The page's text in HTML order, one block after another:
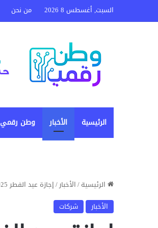
السبت, أغسطس 8 2026 من نحن
الرئيسية الأخبار وطن رقمي
الرئيسية/الأخبار/إجازة عيد الفطر 2025 للقطاع الخاص: متى تبدأ وكم يومًا ستستمر؟
الأخبار
شركات